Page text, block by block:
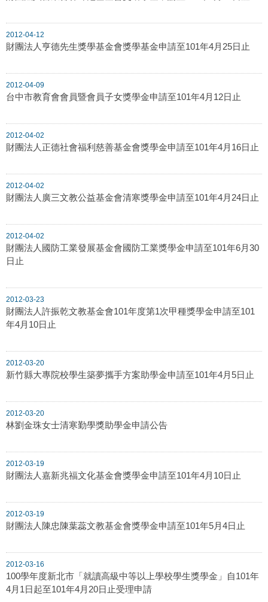
2012-04-12
財團法人亨德先生獎學基金會獎學基金申請至101年4月25日止
2012-04-09
台中市教育會會員暨會員子女獎學金申請至101年4月12日止
2012-04-02
財團法人正德社會福利慈善基金會獎學金申請至101年4月16日止
2012-04-02
財團法人廣三文教公益基金會清寒獎學金申請至101年4月24日止
2012-04-02
財團法人國防工業發展基金會國防工業獎學金申請至101年6月30
日止
2012-03-23
財團法人許振乾文教基金會101年度第1次甲種獎學金申請至101
年4月10日止
2012-03-20
新竹縣大專院校學生築夢攜手方案助學金申請至101年4月5日止
2012-03-20
林劉金珠女士清寒勤學獎助學金申請公告
2012-03-19
財團法人嘉新兆福文化基金會獎學金申請至101年4月10日止
2012-03-19
財團法人陳忠陳葉蕊文教基金會獎學金申請至101年5月4日止
2012-03-16
100學年度新北市「就讀高級中等以上學校學生獎學金」自101年
4月1日起至101年4月20日止受理申請